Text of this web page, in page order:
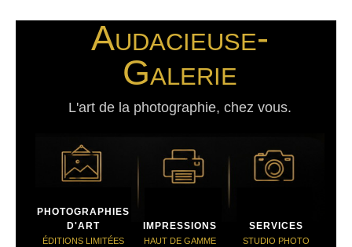
Audacieuse-
Galerie
L'art de la photographie, chez vous.
PHOTOGRAPHIES
D'ART
ÉDITIONS LIMITÉES
IMPRESSIONS
HAUT DE GAMME
SERVICES
STUDIO PHOTO